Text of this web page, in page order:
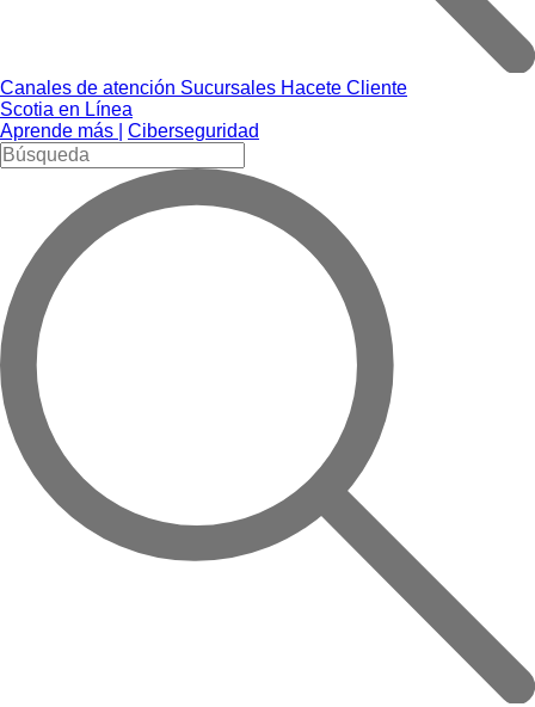
Canales de atención Sucursales Hacete Cliente
Scotia en Línea
Aprende más |
Ciberseguridad